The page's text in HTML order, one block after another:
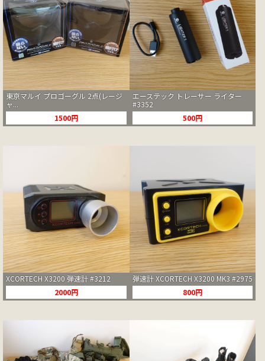
東京マルイ プロゴーグル 2点(レージ
ャ...
1500円
エーステック トレーサー ライター
#3352
500円
XCORTECH X3200 弾速計 #3212
2000円
弾速計 XCORTECH X3200 MK3 #2975
800円